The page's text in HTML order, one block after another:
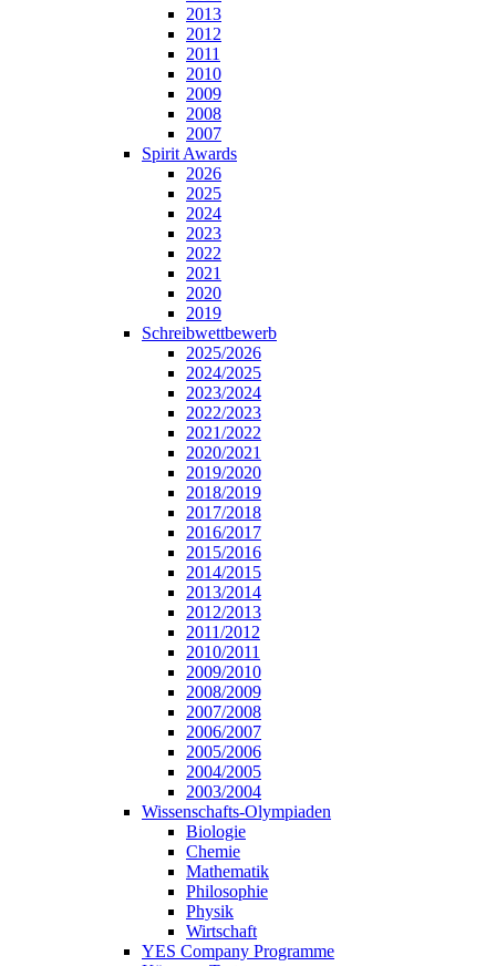
2013
2012
2011
2010
2009
2008
2007
Spirit Awards
2026
2025
2024
2023
2022
2021
2020
2019
Schreibwettbewerb
2025/2026
2024/2025
2023/2024
2022/2023
2021/2022
2020/2021
2019/2020
2018/2019
2017/2018
2016/2017
2015/2016
2014/2015
2013/2014
2012/2013
2011/2012
2010/2011
2009/2010
2008/2009
2007/2008
2006/2007
2005/2006
2004/2005
2003/2004
Wissenschafts-Olympiaden
Biologie
Chemie
Mathematik
Philosophie
Physik
Wirtschaft
YES Company Programme